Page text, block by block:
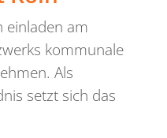
einladen am
kommunale
Als
setzt sich das